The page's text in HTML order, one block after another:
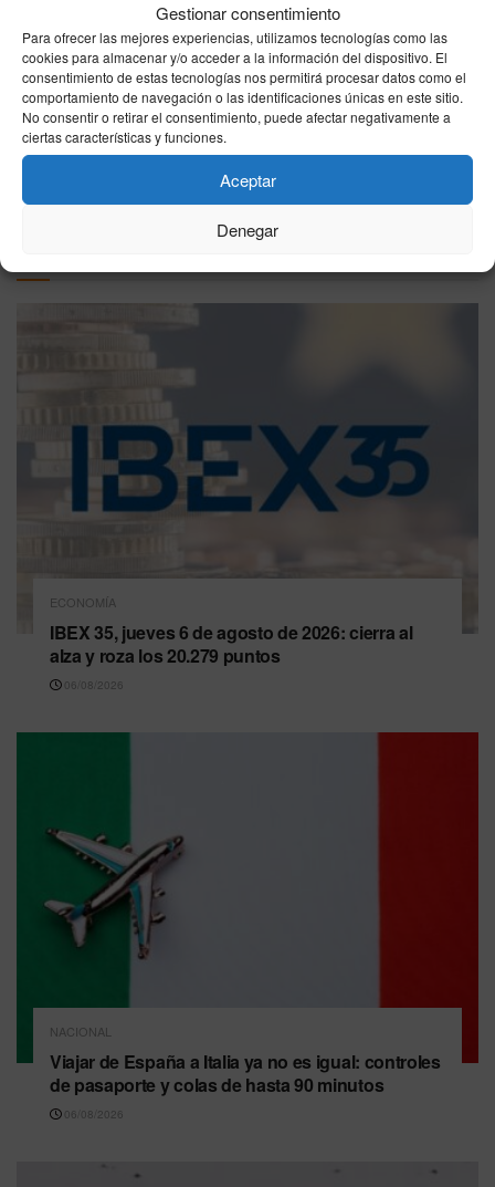
Gestionar consentimiento
Para ofrecer las mejores experiencias, utilizamos tecnologías como las
cookies para almacenar y/o acceder a la información del dispositivo. El
consentimiento de estas tecnologías nos permitirá procesar datos como el
comportamiento de navegación o las identificaciones únicas en este sitio.
No consentir o retirar el consentimiento, puede afectar negativamente a
ciertas características y funciones.
Aceptar
Denegar
España afronta un jueves de contrastes:
granizo en el nordeste y hasta 39 grados en el
sur
06/08/2026
VER MÁS
ECONOMÍA
IBEX 35, jueves 6 de agosto de 2026: cierra al
alza y roza los 20.279 puntos
06/08/2026
NACIONAL
Viajar de España a Italia ya no es igual: controles
de pasaporte y colas de hasta 90 minutos
06/08/2026